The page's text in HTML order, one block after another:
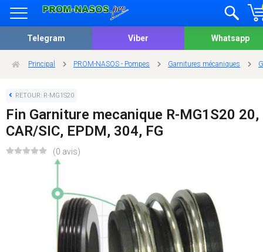
Telegram Viber Whatsapp
Principal PROM-NASOS - Pompes Garnitures mécaniques
RETOUR: R-MG1S20
Fin Garniture mecanique R-MG1S20 20,
CAR/SIC, EPDM, 304, FG
(0 avis)